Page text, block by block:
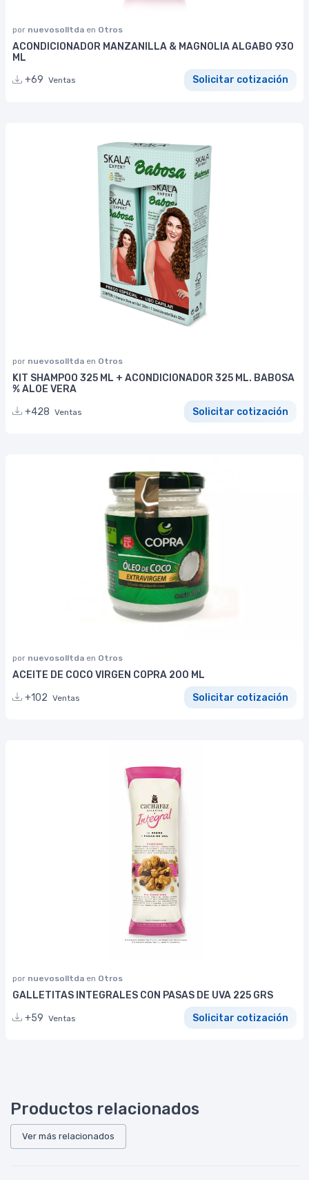
por nuevosolltda en Otros
ACONDICIONADOR MANZANILLA & MAGNOLIA ALGABO 930
ML
+69 Ventas Solicitar cotización
por nuevosolltda en Otros
KIT SHAMPOO 325 ML + ACONDICIONADOR 325 ML. BABOSA
% ALOE VERA
+428 Ventas Solicitar cotización
por nuevosolltda en Otros
ACEITE DE COCO VIRGEN COPRA 200 ML
+102 Ventas Solicitar cotización
por nuevosolltda en Otros
GALLETITAS INTEGRALES CON PASAS DE UVA 225 GRS
+59 Ventas Solicitar cotización
Productos relacionados
Ver más relacionados